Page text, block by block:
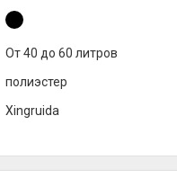
От 40 до 60 литров
полиэстер
Xingruida